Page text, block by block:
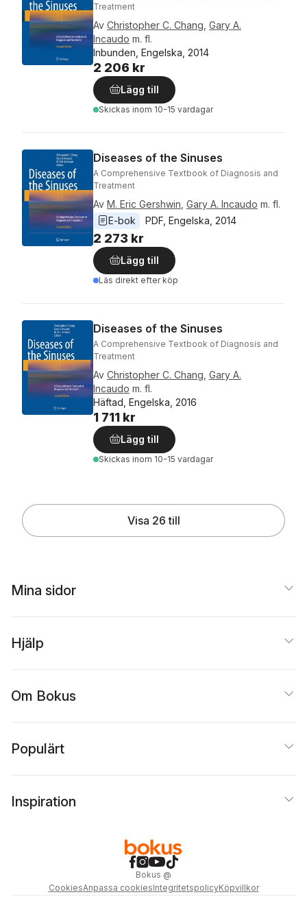
Treatment
Av Christopher C. Chang Gary A.
Incaudo m. fl.
Inbunden, Engelska, 2014
2 206 kr
Lägg till
Skickas inom 10-15 vardagar
Diseases of the Sinuses
A Comprehensive Textbook of Diagnosis and
Treatment
Av M. Eric Gershwin Gary A. Incaudo m. fl.
E-bok
PDF Engelska 2014
2 273 kr
Lägg till
Läs direkt efter köp
Diseases of the Sinuses
A Comprehensive Textbook of Diagnosis and
Treatment
Av Christopher C. Chang Gary A.
Incaudo m. fl.
Häftad, Engelska, 2016
1 711 kr
Lägg till
Skickas inom 10-15 vardagar
Visa 26 till
Mina sidor
Hjälp
Om Bokus
Populärt
Inspiration
Bokus @
CookiesAnpassa cookiesIntegritetspolicyKöpvillkor